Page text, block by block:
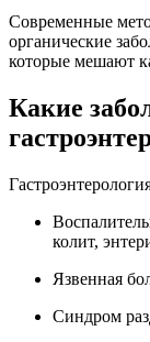
Современные
органические
которые мешают
Какие
колит,
Язвенная
Синдром